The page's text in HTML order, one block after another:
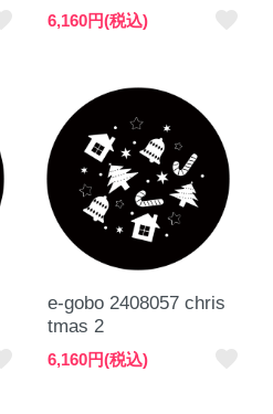
6,160円(税込)
e-gobo 2408057 chris
tmas 2
6,160円(税込)